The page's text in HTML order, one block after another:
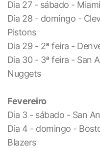
Dia 27 - sábado -
Dia 28 - domingo -
Pistons
Dia 29 - 2ª feira -
Dia 30 - 3ª feira - San
Nuggets
Fevereiro
Dia 3 - sábado - San
Dia 4 - domingo -
Blazers